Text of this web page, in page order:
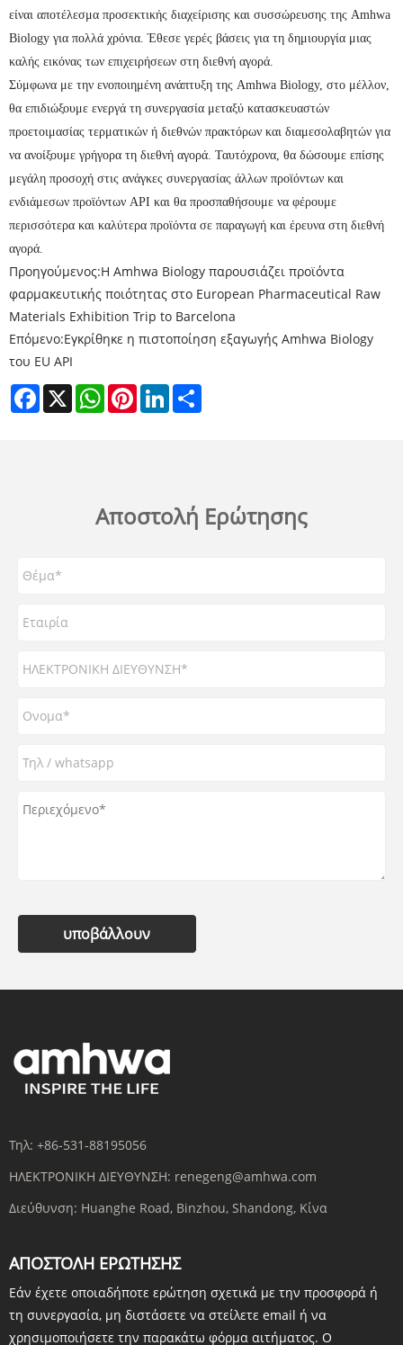
είναι αποτέλεσμα προσεκτικής διαχείρισης και συσσώρευσης της Amhwa
Biology για πολλά χρόνια. Έθεσε γερές βάσεις για τη δημιουργία μιας
καλής εικόνας των επιχειρήσεων στη διεθνή αγορά.
Σύμφωνα με την ενοποιημένη ανάπτυξη της Amhwa Biology, στο μέλλον,
θα επιδιώξουμε ενεργά τη συνεργασία μεταξύ κατασκευαστών
προετοιμασίας τερματικών ή διεθνών πρακτόρων και διαμεσολαβητών για
να ανοίξουμε γρήγορα τη διεθνή αγορά. Ταυτόχρονα, θα δώσουμε επίσης
μεγάλη προσοχή στις ανάγκες συνεργασίας άλλων προϊόντων και
ενδιάμεσων προϊόντων API και θα προσπαθήσουμε να φέρουμε
περισσότερα και καλύτερα προϊόντα σε παραγωγή και έρευνα στη διεθνή
αγορά.
Προηγούμενος:Η Amhwa Biology παρουσιάζει προϊόντα
φαρμακευτικής ποιότητας στο European Pharmaceutical Raw
Materials Exhibition Trip to Barcelona
Επόμενο:Εγκρίθηκε η πιστοποίηση εξαγωγής Amhwa Biology
του EU API
Facebook
X WhatsAppPinterestLinkedIn
Αποστολή Ερώτησης
υποβάλλουν
Τηλ: +86-531-88195056
ΗΛΕΚΤΡΟΝΙΚΗ ΔΙΕΥΘΥΝΣΗ: renegeng@amhwa.com
Διεύθυνση: Huanghe Road, Binzhou, Shandong, Κίνα
ΑΠΟΣΤΟΛΉ ΕΡΏΤΗΣΗΣ
Εάν έχετε οποιαδήποτε ερώτηση σχετικά με την προσφορά ή
τη συνεργασία, μη διστάσετε να στείλετε email ή να
χρησιμοποιήσετε την παρακάτω φόρμα αιτήματος. Ο